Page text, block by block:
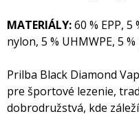
MATERIÁLY:60 % EPP,
nylon, 5 % UHMWPE, 5
Prilba Black Diamond
pre športové lezenie,
dobrodružstvá, kde